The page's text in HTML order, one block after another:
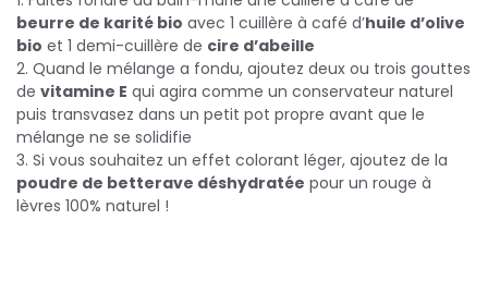
beurre de karité bio avec 1 cuillère à café d’huile d’olive
bio et 1 demi-cuillère de cire d’abeille
2. Quand le mélange a fondu, ajoutez deux ou trois gouttes
de vitamine E qui agira comme un conservateur naturel
puis transvasez dans un petit pot propre avant que le
mélange ne se solidifie
3. Si vous souhaitez un effet colorant léger, ajoutez de la
poudre de betterave déshydratée pour un rouge à
lèvres 100% naturel !